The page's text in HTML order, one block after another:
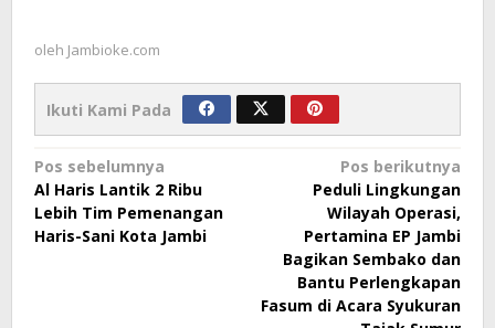
oleh Jambioke.com
Ikuti Kami Pada
Navigasi
pos
Pos sebelumnya
Al Haris Lantik 2 Ribu
Lebih Tim Pemenangan
Haris-Sani Kota Jambi
Pos berikutnya
Peduli Lingkungan
Wilayah Operasi,
Pertamina EP Jambi
Bagikan Sembako dan
Bantu Perlengkapan
Fasum di Acara Syukuran